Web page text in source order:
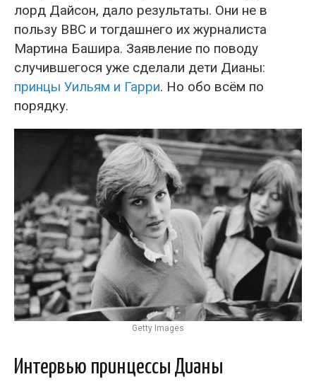
лорд Дайсон, дало результаты. Они не в
пользу ВВС и тогдашнего их журналиста
Мартина Башира. Заявление по поводу
случившегося уже сделали дети Дианы:
принцы Уильям и Гарри. Но обо всём по
порядку.
Getty Images
Интервью принцессы Дианы